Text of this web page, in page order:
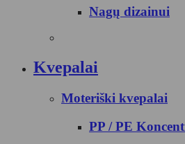
Nagų dizainui
Kvepalai
Moteriški kvepalai
PP / PE